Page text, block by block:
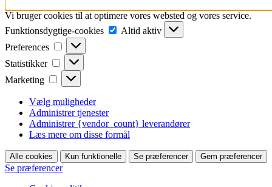
Vi bruger cookies til at optimere vores websted og vores service.
Funktionsdygtige-cookies
Funktionsdygtige-
cookies
Altid aktiv
Preferences
Preferences
Statistikker Statistikker
Marketing Marketing
Vælg muligheder
Administrer tjenester
Administrer {vendor_count} leverandører
Læs mere om disse formål
Alle cookies Kun funktionelle Se præferencer Gem præferencer
Se præferencer